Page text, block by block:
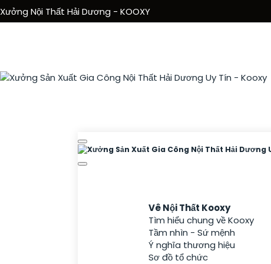
Xưởng Nội Thất Hải Dương - KOOXY
Vê Nội Thất Kooxy
Tìm hiểu chung về Kooxy
Tầm nhìn - Sứ mệnh
Ý nghĩa thương hiệu
Sơ đồ tổ chức